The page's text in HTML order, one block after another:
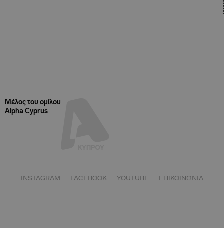
Μέλος του ομίλου
Alpha Cyprus
INSTAGRAM FACEBOOK YOUTUBE ΕΠΙΚΟΙΝΩΝΙΑ